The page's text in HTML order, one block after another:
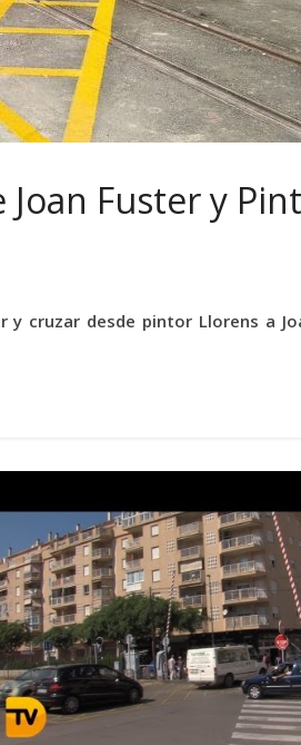
Fuster y
cruzar desde pintor Llorens a